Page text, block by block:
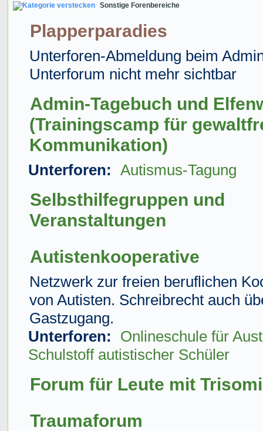
Sonstige Forenbereiche
Plapperparadies
Unterforen-Abmeldung beim
Unterforum nicht mehr sichtbar
Admin-Tagebuch und
(Trainingscamp für
Kommunikation)
Unterforen: Autismus-Tagung
Selbsthilfegruppen und
Veranstaltungen
Autistenkooperative
Netzwerk zur freien beruflichen
von Autisten. Schreibrecht auch
Gastzugang.
Unterforen: Onlineschule für
Schulstoff autistischer Schüler
Forum für Leute mit
Traumaforum